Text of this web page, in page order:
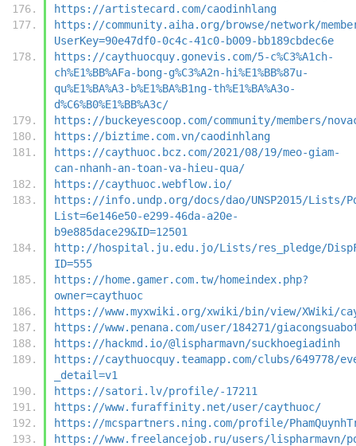
https://artistecard.com/caodinhlang
https://community.aiha.org/browse/network/
UserKey=90e47df0-0c4c-41c0-b009-bb189cbdec6e
https://caythuocquy.gonevis.com/5-c%C3%A1ch-
ch%E1%BB%AFa-bong-g%C3%A2n-hi%E1%BB%87u-
qu%E1%BA%A3-b%E1%BA%B1ng-th%E1%BA%A3o-
d%C6%B0%E1%BB%A3c/
https://buckeyescoop.com/community/members/
https://biztime.com.vn/caodinhlang
https://caythuoc.bcz.com/2021/08/19/meo-giam-
can-nhanh-an-toan-va-hieu-qua/
https://caythuoc.webflow.io/
https://info.undp.org/docs/dao/UNSP2015/Lists/
List=6e146e50-e299-46da-a20e-
b9e885dace29&ID=12501
http://hospital.ju.edu.jo/Lists/res_pledge/
ID=555
https://home.gamer.com.tw/homeindex.php?
owner=caythuoc
https://www.myxwiki.org/xwiki/bin/view/XWiki/
https://www.penana.com/user/184271/
https://hackmd.io/@lispharmavn/suckhoegiadinh
https://caythuocquy.teamapp.com/clubs/649778/
_detail=v1
https://satori.lv/profile/-17211
https://www.furaffinity.net/user/caythuoc/
https://mcspartners.ning.com/profile/
https://www.freelancejob.ru/users/lispharmavn/